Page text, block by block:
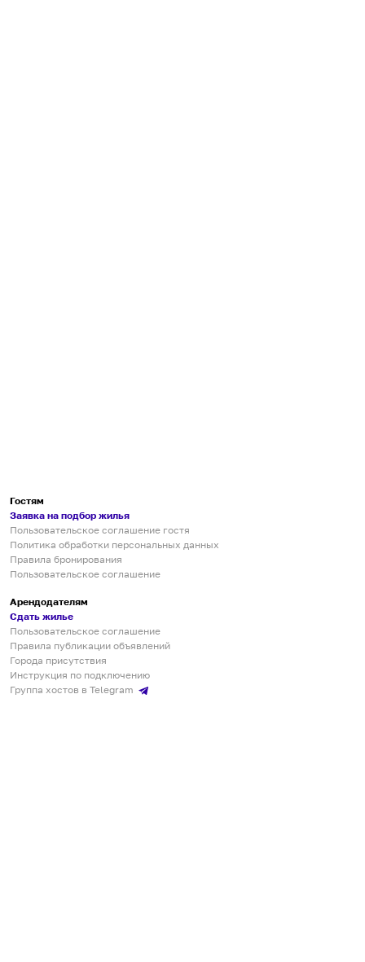
Гостям
Заявка на подбор жилья
Пользовательское соглашение гостя
Политика обработки персональных данных
Правила бронирования
Пользовательское соглашение
Арендодателям
Сдать жилье
Пользовательское соглашение
Правила публикации объявлений
Города присутствия
Инструкция по подключению
Группа хостов в Telegram